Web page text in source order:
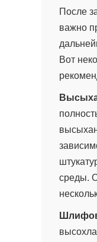
После
важно
Вот
среды.